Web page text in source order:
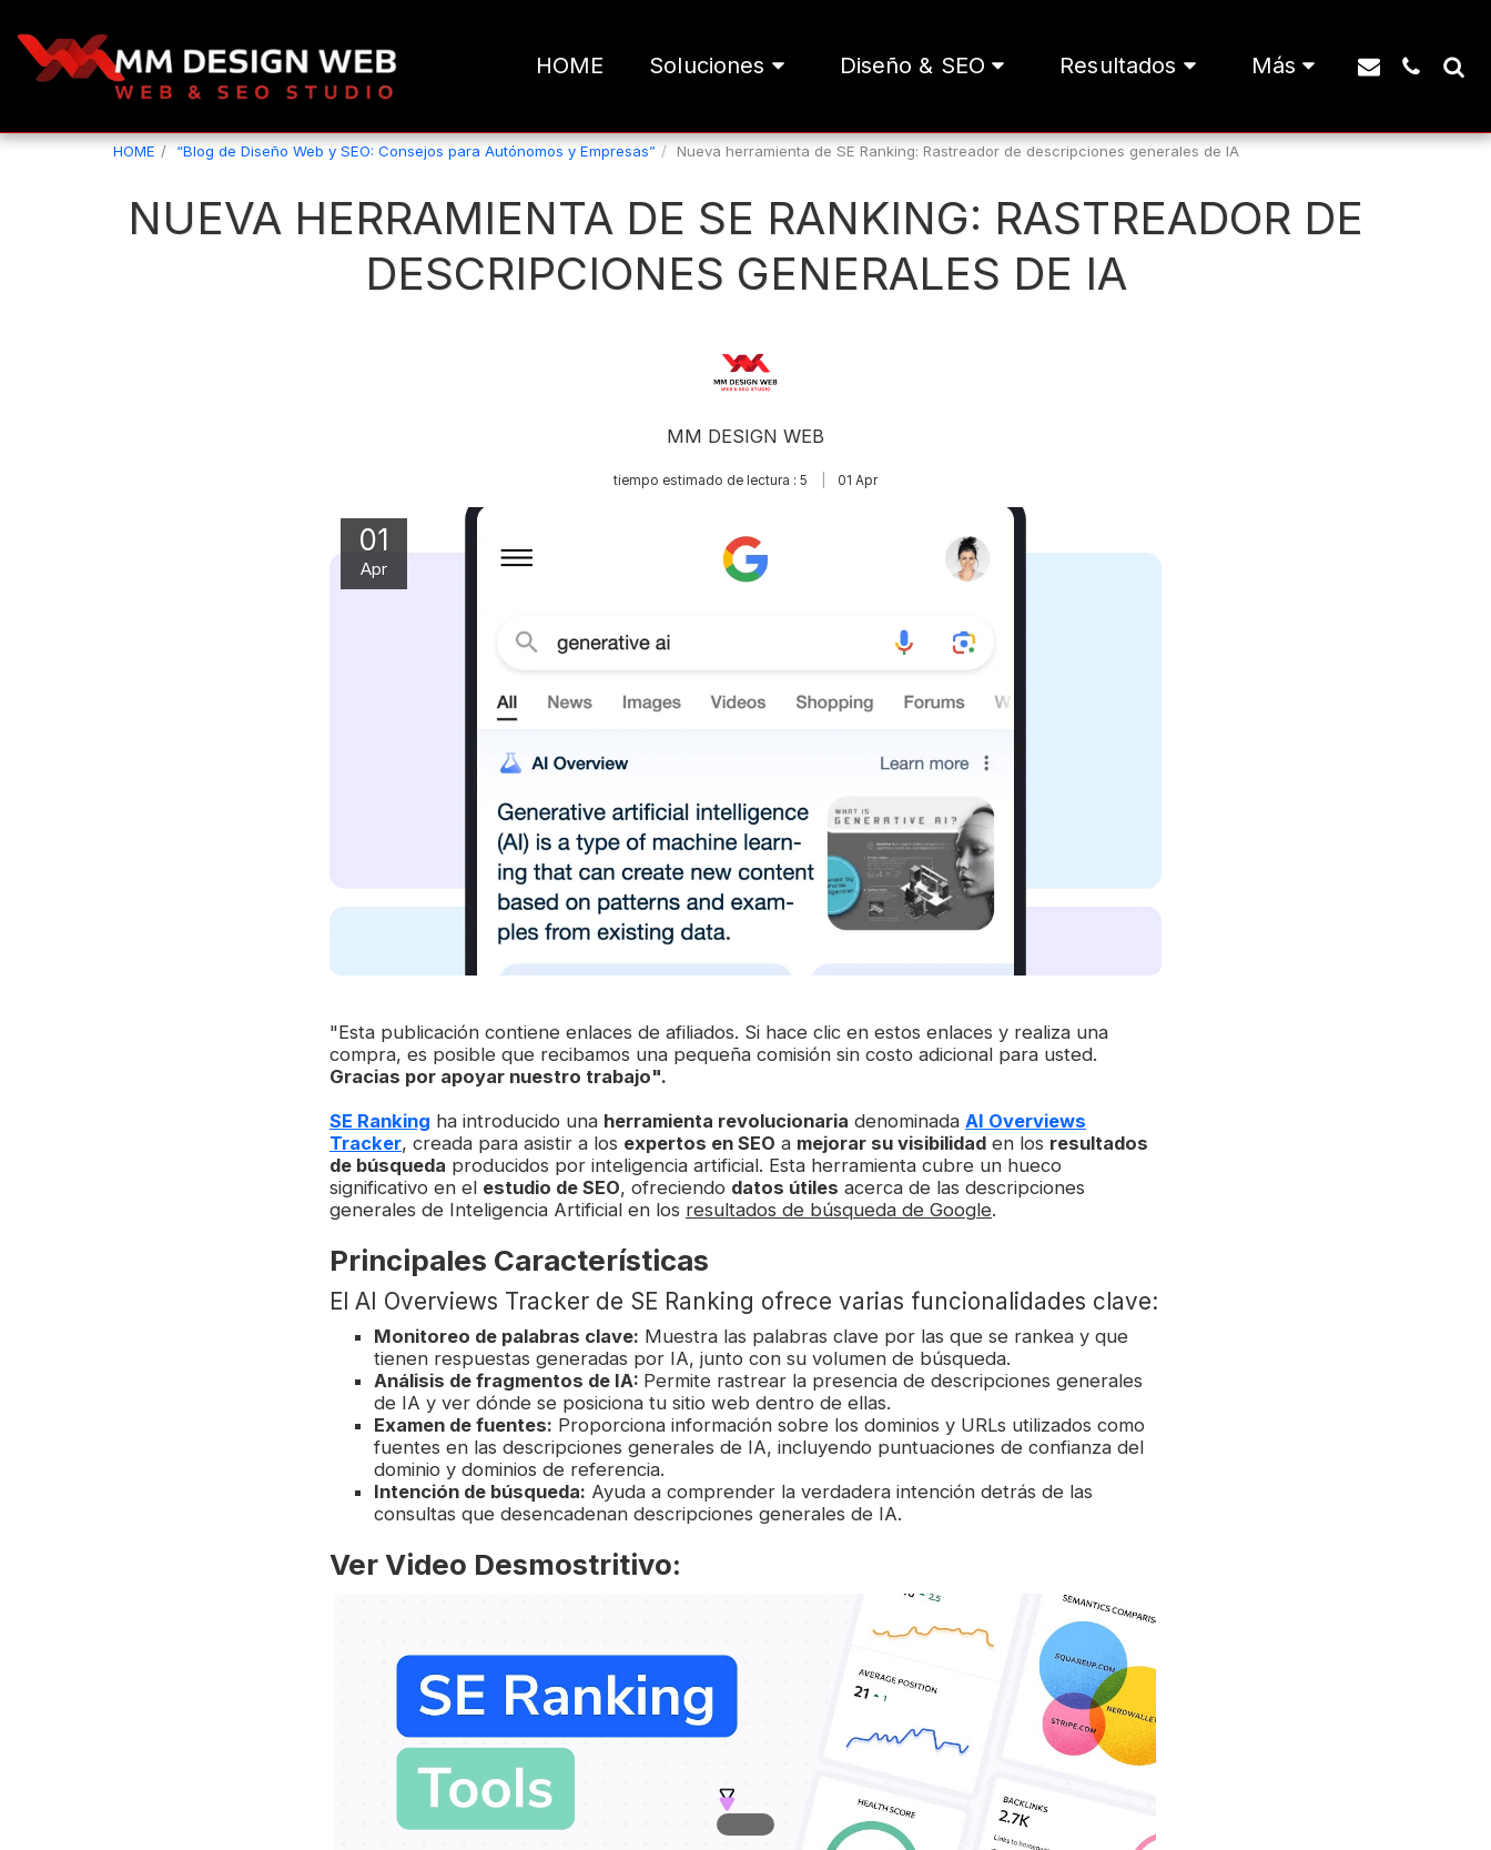
HOME Soluciones Diseño & SEO Resultados Más
HOME “Blog de Diseño Web y SEO: Consejos para Autónomos y Empresas” Nueva herramienta de SE Ranking: Rastreador de descripciones generales de IA
NUEVA HERRAMIENTA DE SE RANKING: RASTREADOR DE
DESCRIPCIONES GENERALES DE IA
MM DESIGN WEB
tiempo estimado de lectura : 5 01Apr
01
Apr
"Esta publicación contiene enlaces de afiliados. Si hace clic en estos enlaces y realiza una
compra, es posible que recibamos una pequeña comisión sin costo adicional para usted.
Gracias por apoyar nuestro trabajo".
SE Ranking ha introducido una herramienta revolucionaria denominada AI Overviews
Tracker, creada para asistir a los expertos en SEO a mejorar su visibilidad en los resultados
de búsqueda producidos por inteligencia artificial. Esta herramienta cubre un hueco
significativo en el estudio de SEO, ofreciendo datos útiles acerca de las descripciones
generales de Inteligencia Artificial en los resultados de búsqueda de Google.
Principales Características
El AI Overviews Tracker de SE Ranking ofrece varias funcionalidades clave:
Monitoreo de palabras clave: Muestra las palabras clave por las que se rankea y que
tienen respuestas generadas por IA, junto con su volumen de búsqueda.
Análisis de fragmentos de IA: Permite rastrear la presencia de descripciones generales
de IA y ver dónde se posiciona tu sitio web dentro de ellas.
Examen de fuentes: Proporciona información sobre los dominios y URLs utilizados como
fuentes en las descripciones generales de IA, incluyendo puntuaciones de confianza del
dominio y dominios de referencia.
Intención de búsqueda: Ayuda a comprender la verdadera intención detrás de las
consultas que desencadenan descripciones generales de IA.
Ver Video Desmostritivo: